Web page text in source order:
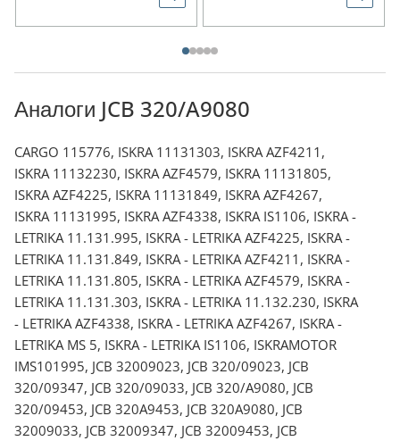
Аналоги JCB 320/A9080
CARGO 115776, ISKRA 11131303, ISKRA AZF4211,
ISKRA 11132230, ISKRA AZF4579, ISKRA 11131805,
ISKRA AZF4225, ISKRA 11131849, ISKRA AZF4267,
ISKRA 11131995, ISKRA AZF4338, ISKRA IS1106, ISKRA -
LETRIKA 11.131.995, ISKRA - LETRIKA AZF4225, ISKRA -
LETRIKA 11.131.849, ISKRA - LETRIKA AZF4211, ISKRA -
LETRIKA 11.131.805, ISKRA - LETRIKA AZF4579, ISKRA -
LETRIKA 11.131.303, ISKRA - LETRIKA 11.132.230, ISKRA
- LETRIKA AZF4338, ISKRA - LETRIKA AZF4267, ISKRA -
LETRIKA MS 5, ISKRA - LETRIKA IS1106, ISKRAMOTOR
IMS101995, JCB 32009023, JCB 320/09023, JCB
320/09347, JCB 320/09033, JCB 320/A9080, JCB
320/09453, JCB 320A9453, JCB 320A9080, JCB
32009033, JCB 32009347, JCB 32009453, JCB